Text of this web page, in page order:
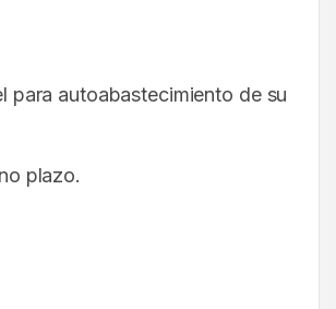
para autoabastecimiento de su
plazo.